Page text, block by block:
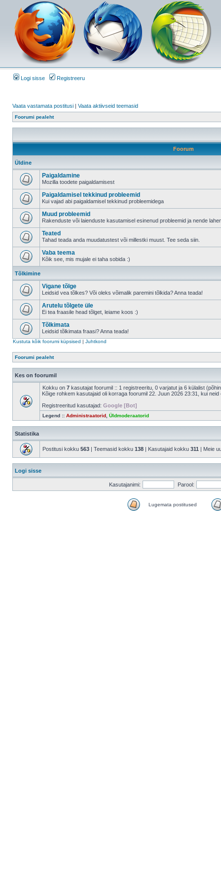
Logi sisse Registreeru
Vaata vastamata postitusi | Vaata aktiivseid teemasid
Foorumi pealeht
Foorum
Üldine
Paigaldamine
Mozilla toodete paigaldamisest
Paigaldamisel tekkinud probleemid
Kui vajad abi paigaldamisel tekkinud probleemidega
Muud probleemid
Rakenduste või laienduste kasutamisel esinenud probleemid ja nende
Teated
Tahad teada anda muudatustest või millestki muust. Tee seda siin.
Vaba teema
Kõik see, mis mujale ei taha sobida :)
Tõlkimine
Vigane tõlge
Leidsid vea tõlkes? Või oleks võimalik paremini tõlkida? Anna teada!
Arutelu tõlgete üle
Ei tea fraasile head tõlget, leiame koos :)
Tõlkimata
Leidsid tõlkimata fraasi? Anna teada!
Kustuta kõik foorumi küpsised | Juhtkond
Foorumi pealeht
Kes on foorumil
Kokku on 7 kasutajat foorumil :: 1 registreeritu, 0 varjatut ja 6 külalist
Kõige rohkem kasutajaid oli korraga foorumil 22. Juun 2026 23:31, kui neid
Registreeritud kasutajad: Google [Bot]
Legend :: Administraatorid Üldmoderaatorid
Statistika
Postitusi kokku 563 | Teemasid kokku 138 | Kasutajaid kokku 311 | Meie
Logi sisse
Kasutajanimi: Parool:
Lugemata postitused